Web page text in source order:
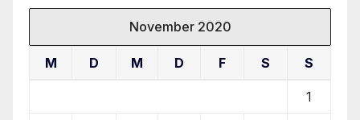
November 2020
M D M D F S S
1